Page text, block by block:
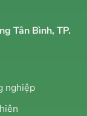
Tân Bình, TP.
nghiệp